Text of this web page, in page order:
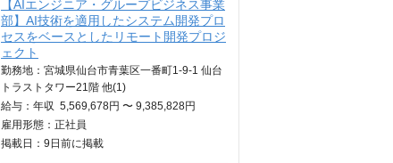
【AIエンジニア・グループビジネス事業
部】AI技術を適用したシステム開発プロ
セスをベースとしたリモート開発プロジ
ェクト
勤務地：宮城県仙台市青葉区一番町1-9-1 仙台
トラストタワー21階 他(1)
給与： 年収 5,569,678円 〜 9,385,828円
雇用形態：正社員
掲載日： 9日 前に掲載